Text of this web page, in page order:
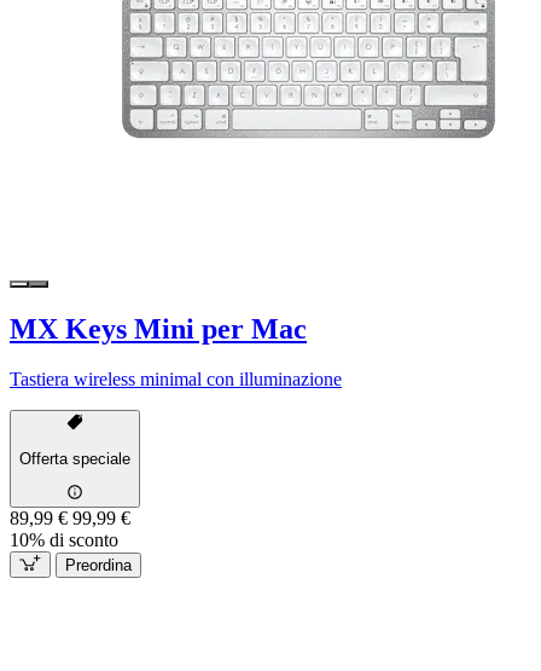
MX Keys Mini per Mac
Tastiera wireless minimal con illuminazione
Offerta speciale
89,99 € 99,99 €
10% di sconto
Preordina